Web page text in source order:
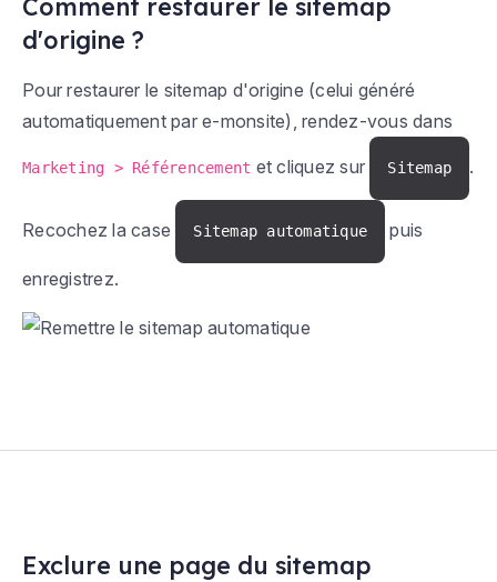
Comment restaurer le sitemap
d'origine ?
Pour restaurer le sitemap d'origine (celui généré
automatiquement par e-monsite), rendez-vous dans
Marketing > Référencement et cliquez sur Sitemap .
Recochez la case Sitemap automatique puis
enregistrez.
Exclure une page du sitemap